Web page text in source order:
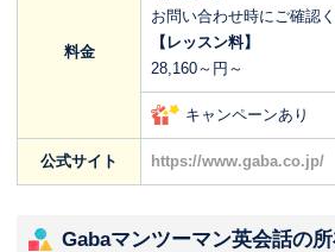
料金
お問い合わせ時にご確認
【レッスン料】
28,160～円～
キャンペーンあり
公式サイト https://www.gaba.co.jp/
Gabaマンツーマン英会話の